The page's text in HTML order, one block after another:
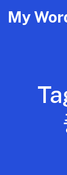
My